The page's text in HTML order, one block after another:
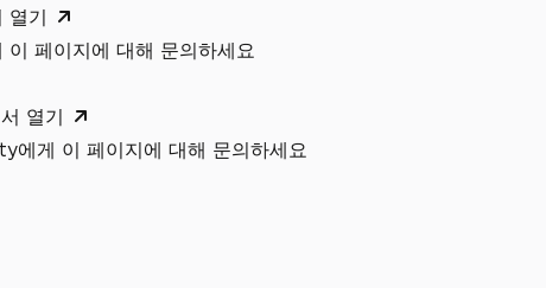
열기
페이지에 대해 문의하세요
열기
에게 이 페이지에 대해 문의하세요